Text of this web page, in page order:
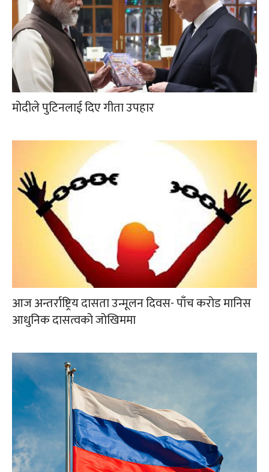
मोदीले पुटिनलाई दिए गीता उपहार
आज अन्तर्राष्ट्रिय दासता उन्मूलन दिवस- पाँच करोड मानिस
आधुनिक दासत्वको जोखिममा